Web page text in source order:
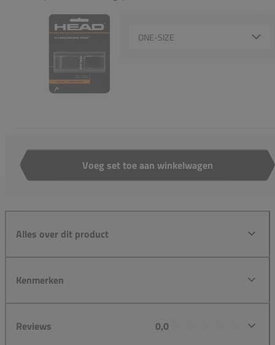
Aantal Voeg set toe aan winkelwagen
Alles over dit product
Kenmerken
Reviews 0,0